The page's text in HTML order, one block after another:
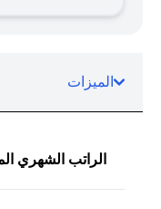
الميزات
الراتب الشهري